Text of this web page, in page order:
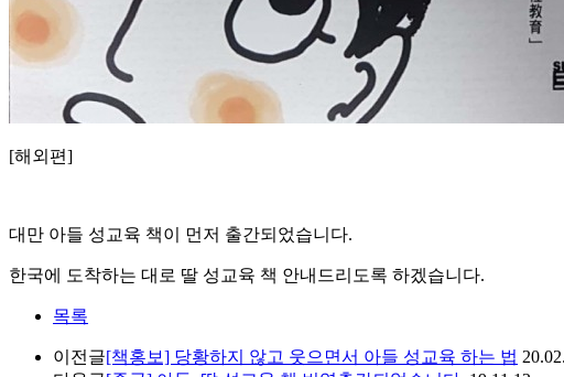
[해외편]
대만 아들 성교육 책이 먼저 출간되었습니다.
한국에 도착하는 대로 딸 성교육 책 안내드리도록 하겠습니다.
목록
이전글[책홍보] 당황하지 않고 웃으면서 아들 성교육 하는 법